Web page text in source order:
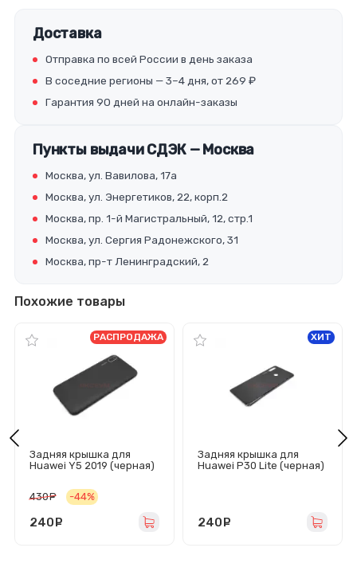
Доставка
Отправка по всей России в день заказа
В соседние регионы — 3–4 дня, от 269 ₽
Гарантия 90 дней на онлайн-заказы
Пункты выдачи СДЭК — Москва
Москва, ул. Вавилова, 17а
Москва, ул. Энергетиков, 22, корп.2
Москва, пр. 1-й Магистральный, 12, стр.1
Москва, ул. Сергия Радонежского, 31
Москва, пр-т Ленинградский, 2
Похожие товары
Задняя крышка для
Huawei Y5 2019 (черная)
РАСПРОДАЖА
430 руб.
-44%
240
Задняя крышка для
Huawei P30 Lite (черная)
ХИТ
240